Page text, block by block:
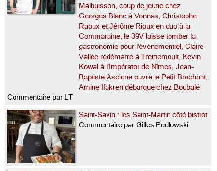
Malbuisson, coup de jeune chez
Georges Blanc à Vonnas, Christophe
Raoux et Jérôme Rioux en duo à la
Commaraine, le 39V laisse tomber la
gastronomie pour l’événementiel, Claire
Vallée redémarre à Trentemoult, Kevin
Kowal à l’Impérator de Nîmes, Jean-
Baptiste Ascione ouvre le Petit Brochant,
Amine Ifakren débarque chez Boubalé
Commentaire par LT
Saint-Savin : les Saint-Martin côté bistrot
Commentaire par Gilles Pudlowski